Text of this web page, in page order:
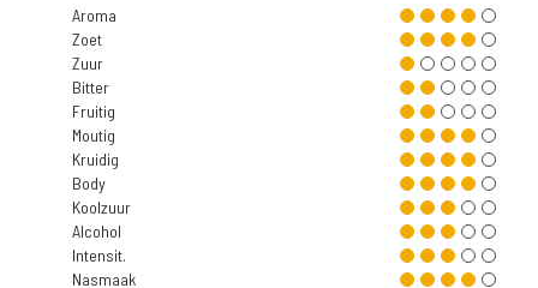
Aroma
Zoet
Zuur
Bitter
Fruitig
Moutig
Kruidig
Body
Koolzuur
Alcohol
Intensit.
Nasmaak